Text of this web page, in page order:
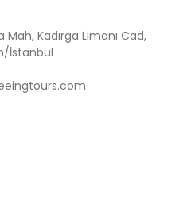
Kadırga Limanı Cad,
İstanbul